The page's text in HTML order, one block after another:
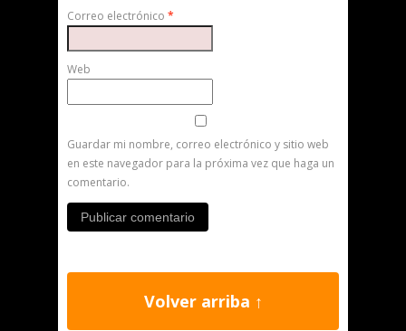
Correo electrónico *
Web
Guardar mi nombre, correo electrónico y sitio web
en este navegador para la próxima vez que haga un
comentario.
Volver arriba ↑